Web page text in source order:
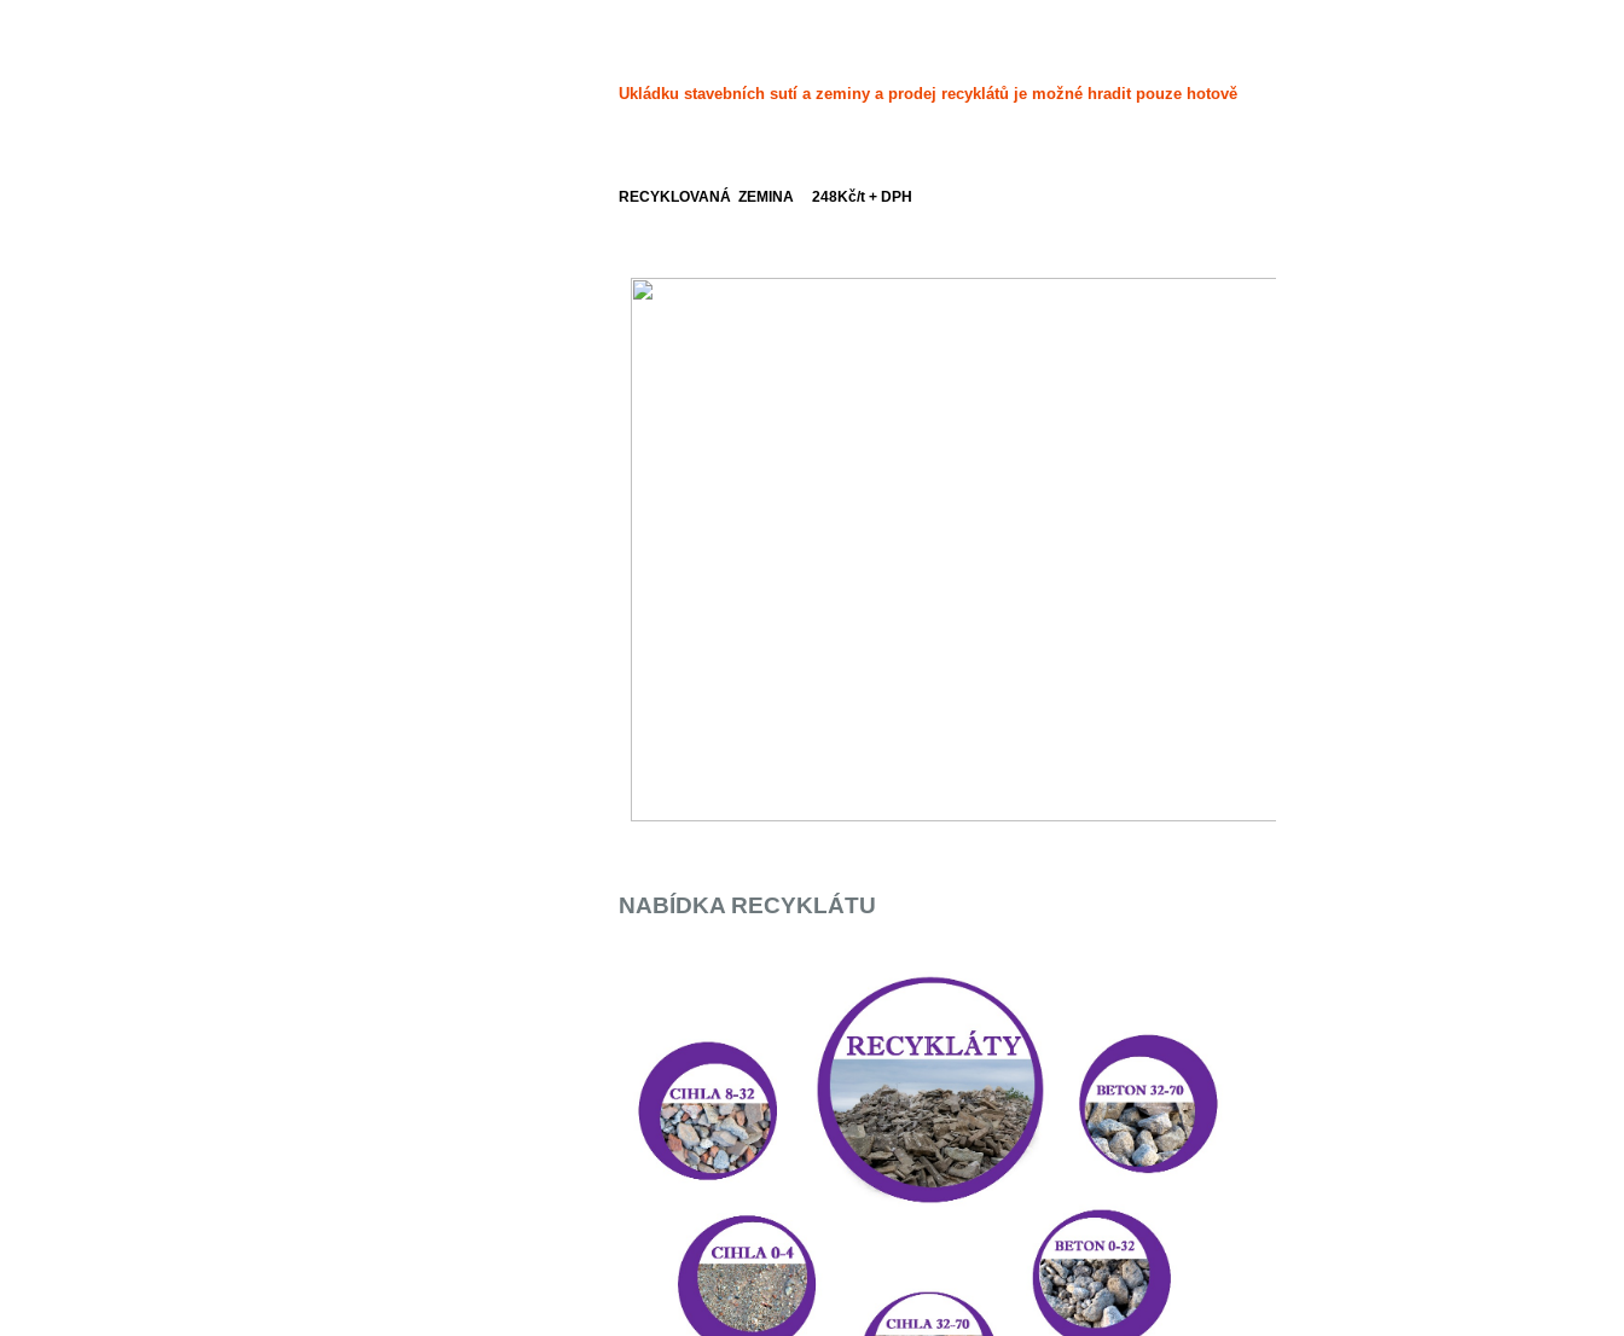
Ukládku stavebních sutí a zeminy a prodej recyklátů je možné hradit pouze hotově
RECYKLOVANÁ ZEMINA 248Kč/t + DPH
NABÍDKA RECYKLÁTU